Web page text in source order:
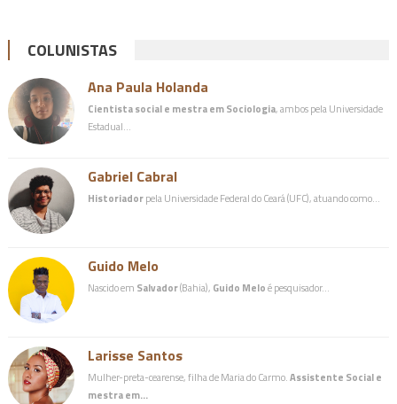
COLUNISTAS
Ana Paula Holanda
Cientista social e mestra em Sociologia, ambos pela Universidade
Estadual…
Gabriel Cabral
Historiadorpela Universidade Federal do Ceará (UFC), atuando como…
Guido Melo
Nascido em Salvador(Bahia), Guido Meloé pesquisador…
Larisse Santos
Mulher-preta-cearense, filha de Maria do Carmo.Assistente Social e
mestra em…